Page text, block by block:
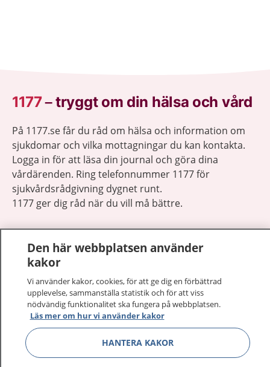
1177–tryggt om din hälsa och vård
På 1177.se får du råd om hälsa och information om
sjukdomar och vilka mottagningar du kan kontakta.
Logga in för att läsa din journal och göra dina
vårdärenden. Ring telefonnummer 1177 för
sjukvårdsrådgivning dygnet runt.
1177 ger dig råd när du vill må bättre.
1177 på flera språk
Om 1177
Kontakt Visa
Den här webbplatsen använder
kakor
Vi använder kakor, cookies, för att ge dig en förbättrad
upplevelse, sammanställa statistik och för att viss
nödvändig funktionalitet ska fungera på webbplatsen.
Läs mer om hur vi använder kakor
HANTERA KAKOR